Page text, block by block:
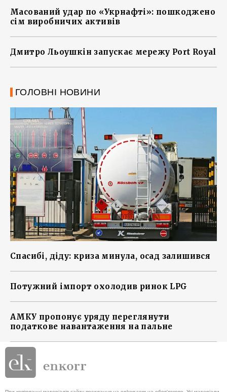
Масований удар по «Укрнафті»: пошкоджено
сім виробничих активів
Дмитро Льоушкін запускає мережу Port Royal
ГОЛОВНІ НОВИНИ
Спасибі, діду: криза минула, осад залишився
Потужний імпорт охолодив ринок LPG
АМКУ пропонує уряду переглянути
податкове навантаження на пальне